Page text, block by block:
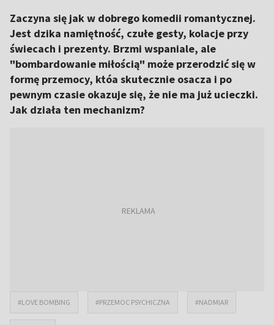
Zaczyna się jak w dobrego komedii romantycznej.
Jest dzika namiętność, czułe gesty, kolacje przy
świecach i prezenty. Brzmi wspaniale, ale
"bombardowanie miłością" może przerodzić się w
formę przemocy, któa skutecznie osacza i po
pewnym czasie okazuje się, że nie ma już ucieczki.
Jak działa ten mechanizm?
#LOVE BOMBING #PRZEMOC PSYCHICZNA #NADMIAR